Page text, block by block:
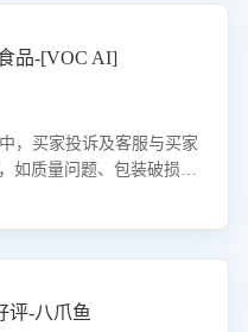
品-[VOC AI]
，买家投诉及客服与买家
如质量问题、包装破损
评-八爪鱼